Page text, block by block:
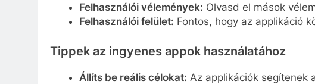
Felhasználói vélemények: Olvasd el mások
Felhasználói felület: Fontos, hogy az applikáció
Tippek az ingyenes appok használatához
Állíts be reális célokat: Az applikációk segítenek